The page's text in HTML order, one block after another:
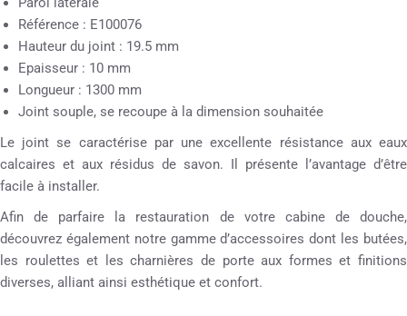
Référence : E100076
Hauteur du joint : 19.5 mm
Epaisseur : 10 mm
Longueur : 1300 mm
Joint souple, se recoupe à la dimension souhaitée
Le joint se caractérise par une excellente résistance aux eaux
calcaires et aux résidus de savon. Il présente l’avantage d’être
facile à installer.
Afin de parfaire la restauration de votre cabine de douche,
découvrez également notre gamme d’accessoires dont les butées,
les roulettes et les charnières de porte aux formes et finitions
diverses, alliant ainsi esthétique et confort.